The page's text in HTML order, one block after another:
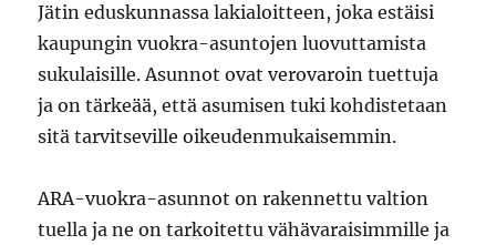
Jätin eduskunnassa lakialoitteen, joka estäisi
kaupungin vuokra-asuntojen luovuttamista
sukulaisille. Asunnot ovat verovaroin tuettuja
ja on tärkeää, että asumisen tuki kohdistetaan
sitä tarvitseville oikeudenmukaisemmin.
ARA-vuokra-asunnot on rakennettu valtion
tuella ja ne on tarkoitettu vähävaraisimmille ja